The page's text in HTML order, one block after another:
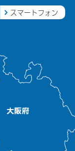
スマートフォン